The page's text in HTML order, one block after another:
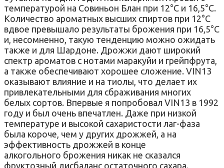
температурой на Совиньон Блан при 12°C и 16,5°C.
Количество ароматных высших спиртов при 12°C
вдвое превышало результаты брожения при 16,5°C
и, несомненно, такую тенденцию можно ожидать
также и для Шардоне. Дрожжи дают широкий
спектр ароматов с нотами маракуйи и грейпфрута,
а также обеспечивают хорошее сложение. VIN13
оказывают влияние и на тиолы, что делает их
привлекательными для сбраживания многих
белых сортов. Впервые я попробовал VIN13 в 1992
году и был очень впечатлен. Даже при низкой
температуре и высокой сахаристости лаг-фаза
была короче, чем у других дрожжей, а на
эффективность дрожжей в конце
алкогольного брожения никак не сказался
фруктозный дисбаланс остаточного сахара.